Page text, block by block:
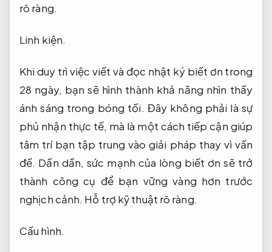
rõ ràng.
Linh kiện.
Khi duy trì việc viết và đọc nhật ký biết ơn trong
28 ngày, bạn sẽ hình thành khả năng nhìn thấy
ánh sáng trong bóng tối. Đây không phải là sự
phủ nhận thực tế, mà là một cách tiếp cận giúp
tâm trí bạn tập trung vào giải pháp thay vì vấn
đề. Dần dần, sức mạnh của lòng biết ơn sẽ trở
thành công cụ để bạn vững vàng hơn trước
nghịch cảnh. Hỗ trợ kỹ thuật rõ ràng.
Cấu hình.